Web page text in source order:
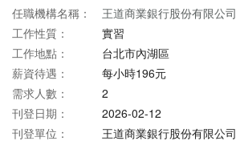
任職機構名稱：
王道商業銀行股份有限公司
工作性質：
實習
工作地點：
台北市內湖區
薪資待遇：
每小時196元
需求人數：
2
刊登日期：
2026-02-12
刊登單位：
王道商業銀行股份有限公司